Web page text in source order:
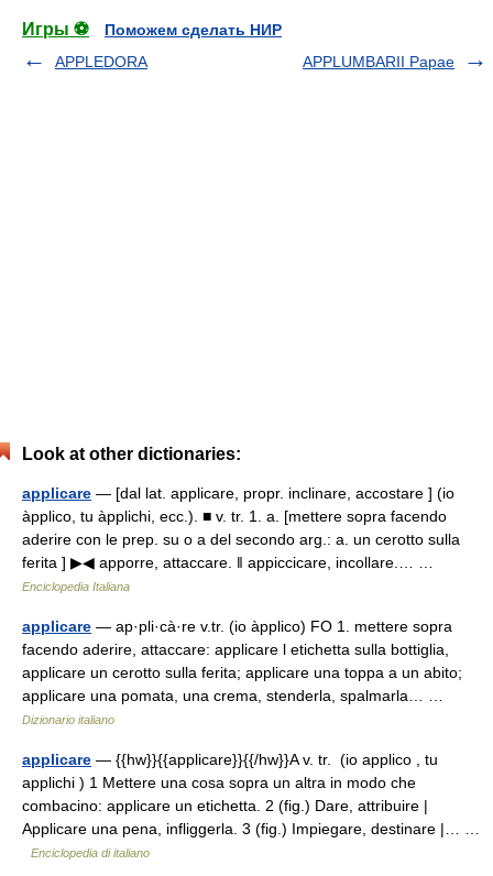
Игры ⚽
Поможем сделать НИР
APPLEDORA
APPLUMBARII Papae
Look at other dictionaries:
applicare — [dal lat. applicare, propr. inclinare, accostare ] (io
àpplico, tu àpplichi, ecc.). ■ v. tr. 1. a. [mettere sopra facendo
aderire con le prep. su o a del secondo arg.: a. un cerotto sulla
ferita ] ▶◀ apporre, attaccare. ‖ appiccicare, incollare.… …
Enciclopedia Italiana
applicare — ap·pli·cà·re v.tr. (io àpplico) FO 1. mettere sopra
facendo aderire, attaccare: applicare l etichetta sulla bottiglia,
applicare un cerotto sulla ferita; applicare una toppa a un abito;
applicare una pomata, una crema, stenderla, spalmarla… …
Dizionario italiano
applicare — {{hw}}{{applicare}}{{/hw}}A v. tr. (io applico , tu
applichi ) 1 Mettere una cosa sopra un altra in modo che
combacino: applicare un etichetta. 2 (fig.) Dare, attribuire |
Applicare una pena, infliggerla. 3 (fig.) Impiegare, destinare |… …
Enciclopedia di italiano